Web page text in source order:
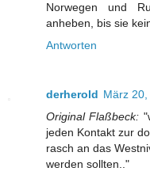
Norwegen und
anheben, bis sie
Antworten
derherold März 20,
Original Flaßbeck:
jeden Kontakt zur
rasch an das
werden sollten.."